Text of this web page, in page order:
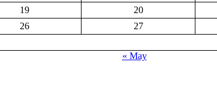
19 20
26 27
« May